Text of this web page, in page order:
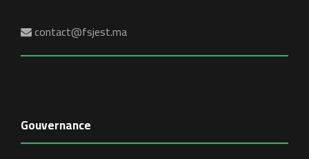
contact@fsjest.ma
Gouvernance